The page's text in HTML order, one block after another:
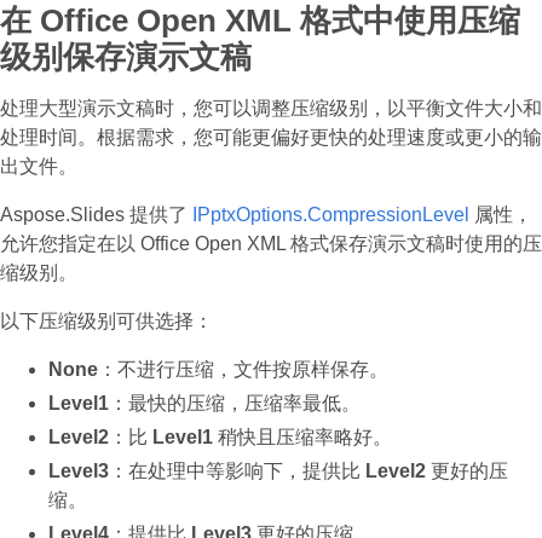
在 Office Open XML 格式中使用压缩
级别保存演示文稿
处理大型演示文稿时，您可以调整压缩级别，以平衡文件大小和
处理时间。根据需求，您可能更偏好更快的处理速度或更小的输
出文件。
Aspose.Slides 提供了 IPptxOptions.CompressionLevel 属性，
允许您指定在以 Office Open XML 格式保存演示文稿时使用的压
缩级别。
以下压缩级别可供选择：
None ：不进行压缩，文件按原样保存。
Level1 ：最快的压缩，压缩率最低。
Level2 ：比 Level1 稍快且压缩率略好。
Level3 ：在处理中等影响下，提供比 Level2 更好的压
缩。
Level4 ：提供比 Level3 更好的压缩。